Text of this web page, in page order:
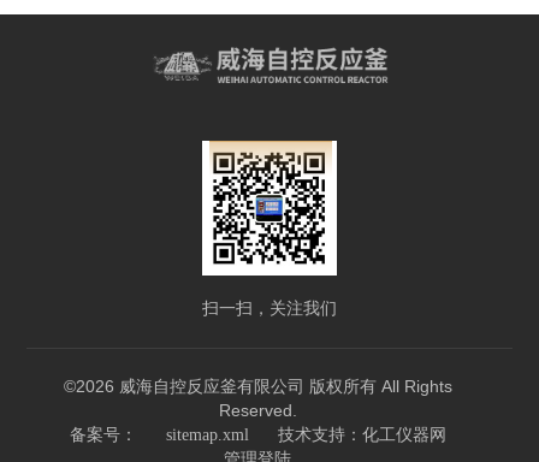
扫一扫，关注我们
©2026 威海自控反应釜有限公司 版权所有 All Rights
Reserved.
备案号： sitemap.xml 技术支持： 化工仪器网